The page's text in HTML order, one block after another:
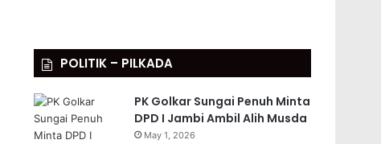
POLITIK – PILKADA
PK Golkar Sungai Penuh Minta
DPD I Jambi Ambil Alih Musda
May 1, 2026